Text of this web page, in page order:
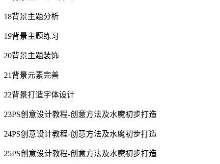
18背景主题分析
19背景主题练习
20背景主题装饰
21背景元素完善
22背景打造字体设计
23PS创意设计教程-创意方法及水魔初步打造
24PS创意设计教程-创意方法及水魔初步打造
25PS创意设计教程-创意方法及水魔初步打造